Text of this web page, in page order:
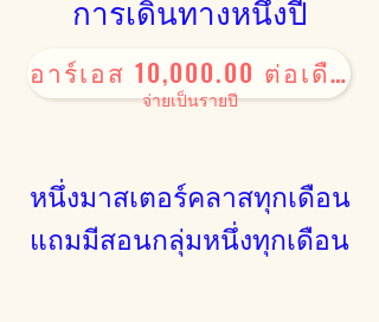
การเดินทางหนึ่งปี
หนึ่งมาสเตอร์คลาสทุกเดือน
แถมมีสอนกลุ่มหนึ่งทุกเดือน
อาร์เอส 10,000.00 ต่อเดือน
จ่ายเป็นรายปี